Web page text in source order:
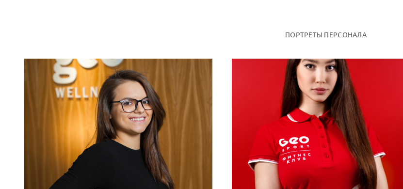
ПОРТРЕТЫ ПЕРСОНАЛА